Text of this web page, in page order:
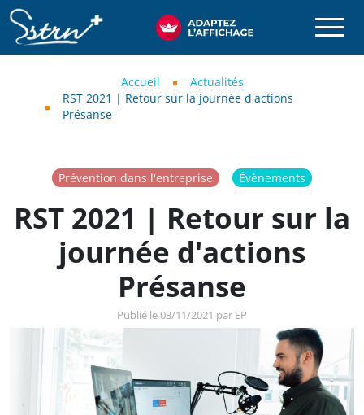
Aller au contenu principal
SSTRN
Accueil
Actualités
RST 2021 | Retour sur la journée d'actions
Présanse
Prévention dans l'entreprise Évènements
RST 2021 | Retour sur la
journée d'actions
Présanse
Publié le 03/11/2021 par EP